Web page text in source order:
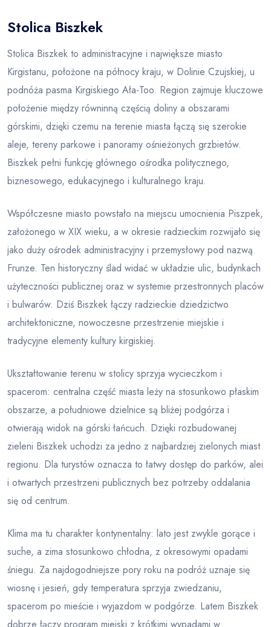
Blog
Stolica Biszkek
Stolica Biszkek to administracyjne i największe miasto
Kirgistanu, położone na północy kraju, w Dolinie Czujskiej, u
podnóża pasma Kirgiskiego Ała-Too. Region zajmuje kluczowe
położenie między równinną częścią doliny a obszarami
górskimi, dzięki czemu na terenie miasta łączą się szerokie
aleje, tereny parkowe i panoramy ośnieżonych grzbietów.
Biszkek pełni funkcję głównego ośrodka politycznego,
biznesowego, edukacyjnego i kulturalnego kraju.
Współczesne miasto powstało na miejscu umocnienia Piszpek,
założonego w XIX wieku, a w okresie radzieckim rozwijało się
jako duży ośrodek administracyjny i przemysłowy pod nazwą
Frunze. Ten historyczny ślad widać w układzie ulic, budynkach
użyteczności publicznej oraz w systemie przestronnych placów
i bulwarów. Dziś Biszkek łączy radzieckie dziedzictwo
architektoniczne, nowoczesne przestrzenie miejskie i
tradycyjne elementy kultury kirgiskiej.
Ukształtowanie terenu w stolicy sprzyja wycieczkom i
spacerom: centralna część miasta leży na stosunkowo płaskim
obszarze, a południowe dzielnice są bliżej podgórza i
otwierają widok na górski łańcuch. Dzięki rozbudowanej
zieleni Biszkek uchodzi za jedno z najbardziej zielonych miast
regionu. Dla turystów oznacza to łatwy dostęp do parków, alei
i otwartych przestrzeni publicznych bez potrzeby oddalania
się od centrum.
Klima ma tu charakter kontynentalny: lato jest zwykle gorące i
suche, a zima stosunkowo chłodna, z okresowymi opadami
śniegu. Za najdogodniejsze pory roku na podróż uznaje się
wiosnę i jesień, gdy temperatura sprzyja zwiedzaniu,
spacerom po mieście i wyjazdom w podgórze. Latem Biszkek